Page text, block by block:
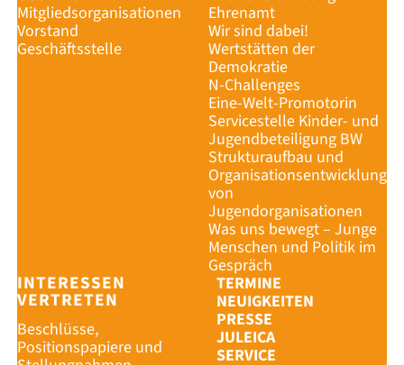
Mitgliedsorganisationen
Vorstand
Geschäftsstelle
Ehrenamt
Wir sind dabei!
Wertstätten der
Demokratie
N-Challenges
Eine-Welt-Promotorin
Servicestelle Kinder- und
Jugendbeteiligung BW
Strukturaufbau und
Organisationsentwicklung
von
Jugendorganisationen
Was uns bewegt – Junge
Menschen und Politik im
Gespräch
INTERESSEN
VERTRETEN
Beschlüsse,
Positionspapiere und
TERMINE
NEUIGKEITEN
PRESSE
JULEICA
SERVICE